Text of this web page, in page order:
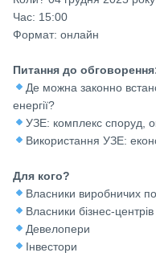
Час: 15:00
Формат: онлайн
Питання до
Де можна законно
енергії?
УЗЕ: комплекс споруд,
Використання УЗЕ:
Для кого?
Власники виробничих
Власники бізнес-
Девелопери
Інвестори